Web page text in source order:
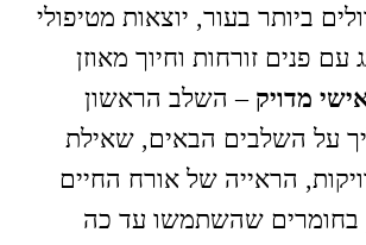
ביותר בעור, יוצאות מטיפולי
עם פנים זורחות וחיוך מאוזן
מדויק– השלב הראשון
על השלבים הבאים, שאילת
הראייה של אורח החיים
בחומרים שהשתמשו עד כה